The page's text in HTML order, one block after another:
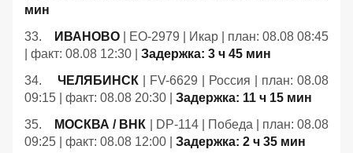
мин
33.
ИВАНОВО | EO-2979 | Икар | план: 08.08 08:45
| факт: 08.08 12:30 | Задержка: 3 ч 45 мин
34. ЧЕЛЯБИНСК | FV-6629 | Россия | план: 08.08
09:15 | факт: 08.08 20:30 | Задержка: 11 ч 15 мин
35.
МОСКВА / ВНК | DP-114 | Победа | план: 08.08
09:25 | факт: 08.08 12:00 | Задержка: 2 ч 35 мин